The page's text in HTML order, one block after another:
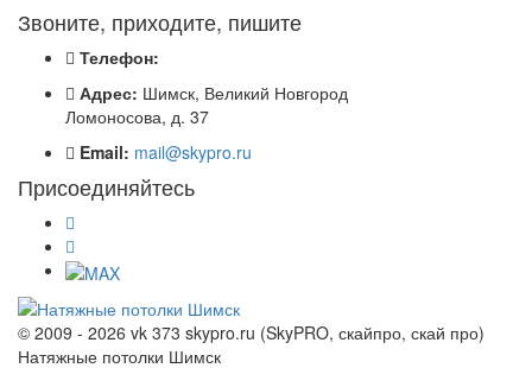
Звоните, приходите, пишите
Телефон:
Адрес: Шимск, Великий Новгород
Ломоносова, д. 37
Email: mail@skypro.ru
Присоединяйтесь
© 2009 - 2026 vk 373 skypro.ru (SkyPRO, скайпро, скай про)
Натяжные потолки Шимск